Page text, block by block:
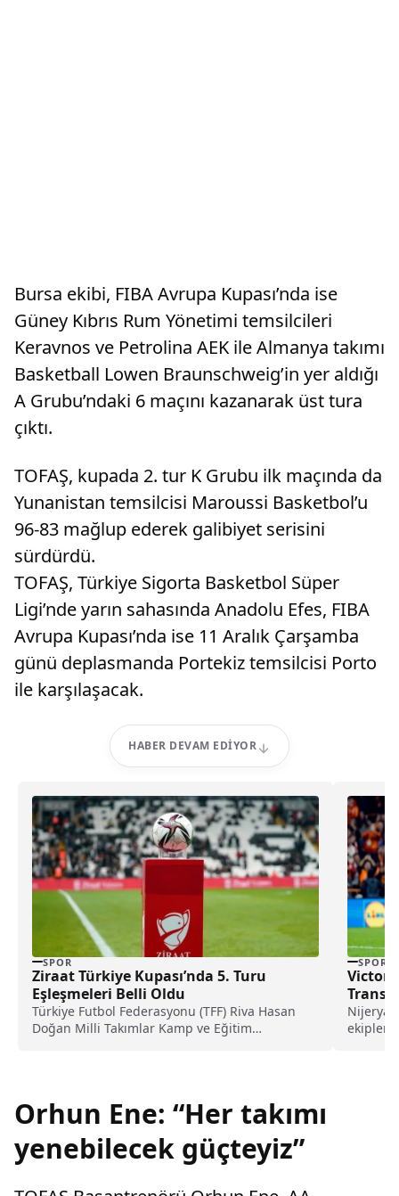
Bursa ekibi, FIBA Avrupa Kupası’nda ise
Güney Kıbrıs Rum Yönetimi temsilcileri
Keravnos ve Petrolina AEK ile Almanya takımı
Basketball Lowen Braunschweig’in yer aldığı
A Grubu’ndaki 6 maçını kazanarak üst tura
çıktı.
TOFAŞ, kupada 2. tur K Grubu ilk maçında da
Yunanistan temsilcisi Maroussi Basketbol’u
96-83 mağlup ederek galibiyet serisini
sürdürdü.
TOFAŞ, Türkiye Sigorta Basketbol Süper
Ligi’nde yarın sahasında Anadolu Efes, FIBA
Avrupa Kupası’nda ise 11 Aralık Çarşamba
günü deplasmanda Portekiz temsilcisi Porto
ile karşılaşacak.
HABER DEVAM EDIYOR
SPOR
Ziraat Türkiye Kupası’nda 5. Turu
Eşleşmeleri Belli Oldu
Türkiye Futbol Federasyonu (TFF) Riva Hasan
Doğan Milli Takımlar Kamp ve Eğitim
SPOR
Victor
Orhun Ene: “Her takımı
yenebilecek güçteyiz”